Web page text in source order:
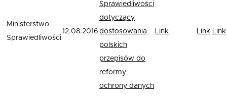
Ministerstwo
Sprawiedliwości
12.08.2016
Sprawiedliwości
dotyczący
dostosowania
polskich
przepisów do
reformy
ochrony danych
Link Link Link